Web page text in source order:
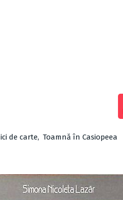
de carte, Toamnă în Casiopeea